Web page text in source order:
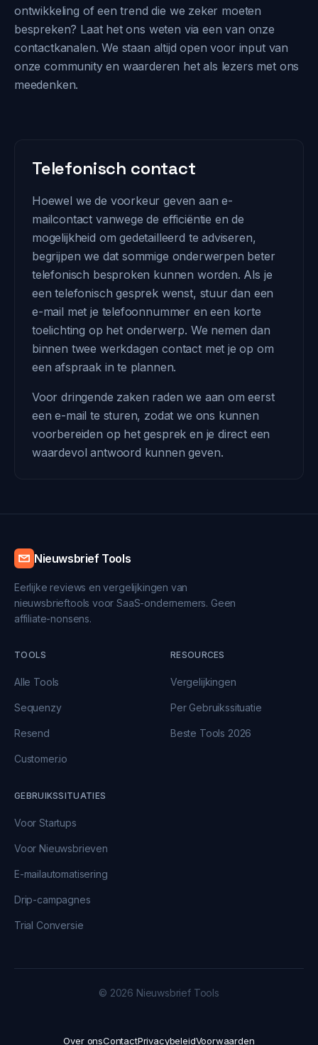
ontwikkeling of een trend die we zeker moeten
bespreken? Laat het ons weten via een van onze
contactkanalen. We staan altijd open voor input van
onze community en waarderen het als lezers met ons
meedenken.
Telefonisch contact
Hoewel we de voorkeur geven aan e-
mailcontact vanwege de efficiëntie en de
mogelijkheid om gedetailleerd te adviseren,
begrijpen we dat sommige onderwerpen beter
telefonisch besproken kunnen worden. Als je
een telefonisch gesprek wenst, stuur dan een
e-mail met je telefoonnummer en een korte
toelichting op het onderwerp. We nemen dan
binnen twee werkdagen contact met je op om
een afspraak in te plannen.
Voor dringende zaken raden we aan om eerst
een e-mail te sturen, zodat we ons kunnen
voorbereiden op het gesprek en je direct een
waardevol antwoord kunnen geven.
Nieuwsbrief Tools
Eerlijke reviews en vergelijkingen van
nieuwsbrieftools voor SaaS-ondernemers. Geen
affiliate-nonsens.
TOOLS
Alle Tools
Sequenzy
Resend
Customer.io
RESOURCES
Vergelijkingen
Per Gebruikssituatie
Beste Tools 2026
GEBRUIKSSITUATIES
Voor Startups
Voor Nieuwsbrieven
E-mailautomatisering
Drip-campagnes
Trial Conversie
© 2026 Nieuwsbrief Tools
Over onsContactPrivacybeleidVoorwaarden